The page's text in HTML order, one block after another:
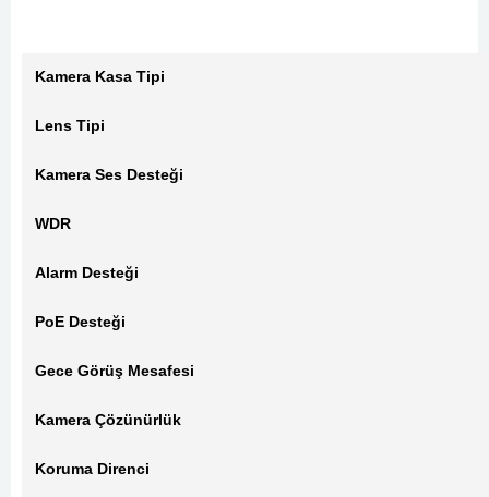
Kamera Kasa Tipi
Lens Tipi
Kamera Ses Desteği
WDR
Alarm Desteği
PoE Desteği
Gece Görüş Mesafesi
Kamera Çözünürlük
Koruma Direnci